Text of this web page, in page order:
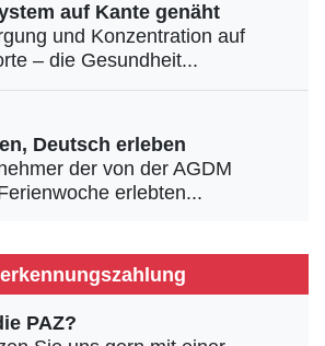
auf Kante genäht
und Konzentration auf
– die Gesundheit...
Deutsch erleben
der von der AGDM
erlebten...
PAZ?